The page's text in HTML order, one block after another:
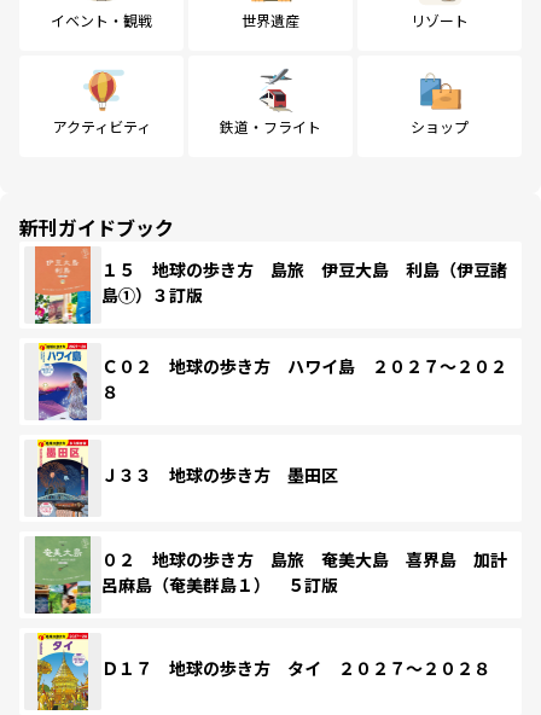
イベント・観戦 世界遺産 リゾート
アクティビティ 鉄道・フライト ショップ
新刊ガイドブック
１５ 地球の歩き方 島旅 伊豆大島 利島（伊豆諸
島①）３訂版
Ｃ０２ 地球の歩き方 ハワイ島 ２０２７～２０２
８
Ｊ３３ 地球の歩き方 墨田区
０２ 地球の歩き方 島旅 奄美大島 喜界島 加計
呂麻島（奄美群島１） ５訂版
Ｄ１７ 地球の歩き方 タイ ２０２７～２０２８